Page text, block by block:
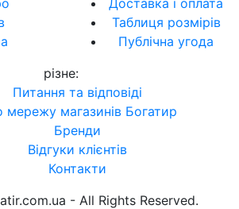
Таблиця розмірів
Публічна угода
різне:
Питання та відповіді
мережу магазинів Богатир
Бренди
Відгуки клієнтів
Контакти
- All Rights Reserved.